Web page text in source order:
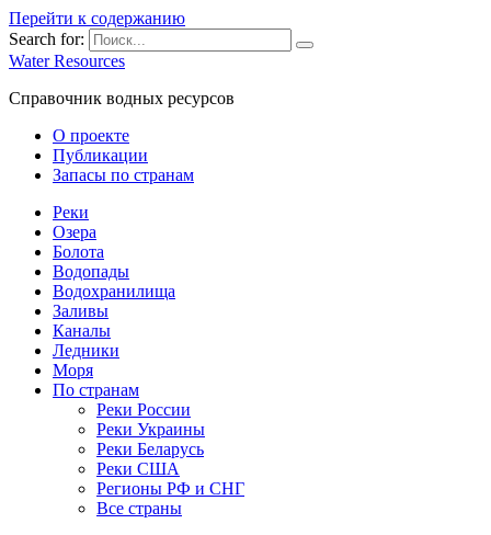
Перейти к содержанию
Search for:
Water Resources
Справочник водных ресурсов
О проекте
Публикации
Запасы по странам
Реки
Озера
Болота
Водопады
Водохранилища
Заливы
Каналы
Ледники
Моря
По странам
Реки России
Реки Украины
Реки Беларусь
Реки США
Регионы РФ и СНГ
Все страны